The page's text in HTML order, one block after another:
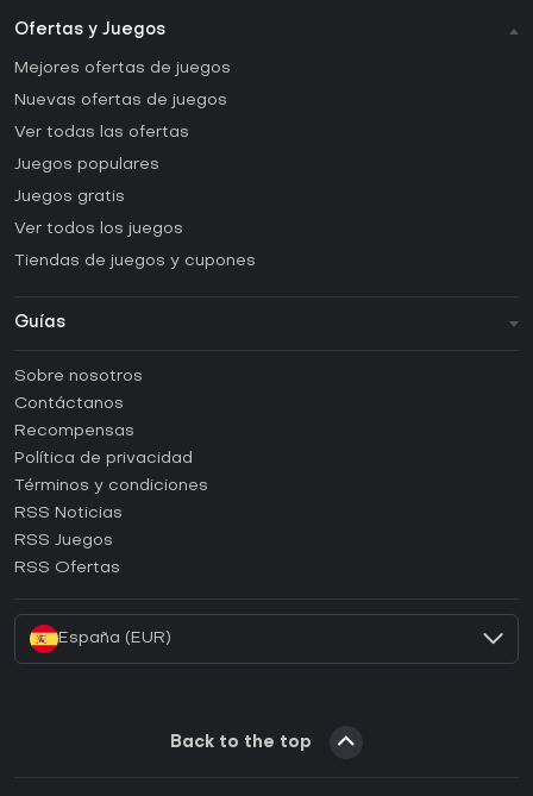
Ofertas y Juegos
Mejores ofertas de juegos
Nuevas ofertas de juegos
Ver todas las ofertas
Juegos populares
Juegos gratis
Ver todos los juegos
Tiendas de juegos y cupones
Guías
Guías y tutoriales
¿Cómo activar una CD Key de Steam?
¿Cómo activar una CD Key de Epic Games?
¿Cómo activar una CD Key de GOG?
¿Cómo activar una CD Key de Ubisoft Connect?
Sobre nosotros
Contáctanos
Recompensas
Política de privacidad
Términos y condiciones
RSS Noticias
RSS Juegos
RSS Ofertas
España (EUR)
Back to the top